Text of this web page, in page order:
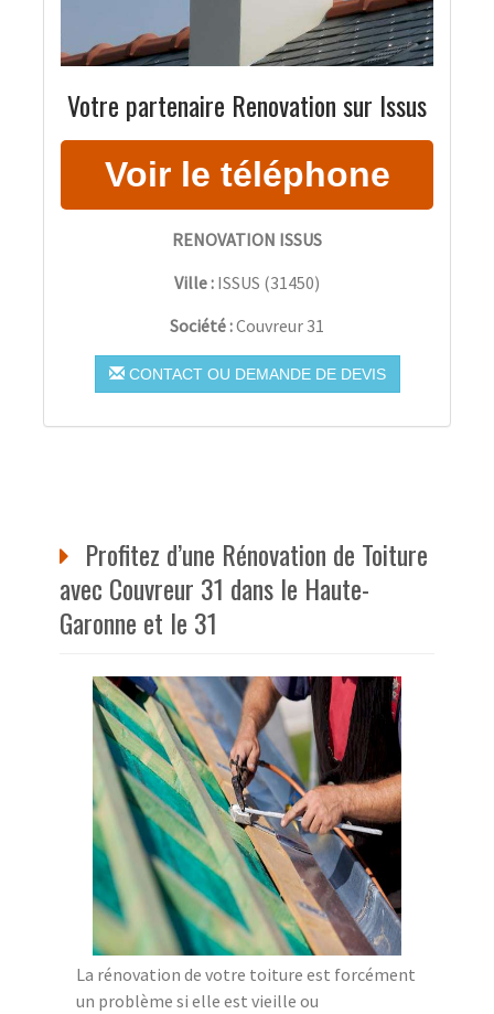
Votre partenaire Renovation sur Issus
RENOVATION ISSUS
Ville : ISSUS (31450)
Société :Couvreur 31
CONTACT OU DEMANDE DE DEVIS
Profitez d’une Rénovation de Toiture
avec Couvreur 31 dans le Haute-
Garonne et le 31
La rénovation de votre toiture est forcément
un problème si elle est vieille ou